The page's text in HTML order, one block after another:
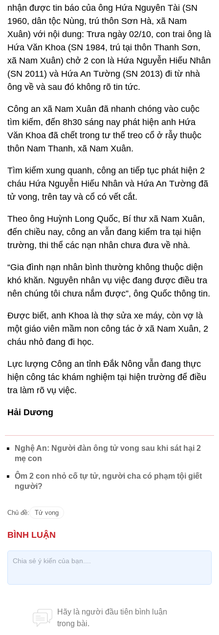
nhận được tin báo của ông Hứa Nguyên Tài (SN
1960, dân tộc Nùng, trú thôn Sơn Hà, xã Nam
Xuân) với nội dung: Trưa ngày 02/10, con trai ông là
Hứa Văn Khoa (SN 1984, trú tại thôn Thanh Sơn,
xã Nam Xuân) chở 2 con là Hứa Nguyễn Hiếu Nhân
(SN 2011) và Hứa An Tường (SN 2013) đi từ nhà
ông về và sau đó không rõ tin tức.
Công an xã Nam Xuân đã nhanh chóng vào cuộc
tìm kiếm, đến 8h30 sáng nay phát hiện anh Hứa
Văn Khoa đã chết trong tư thế treo cổ ở rẫy thuộc
thôn Nam Thanh, xã Nam Xuân.
Tìm kiếm xung quanh, công an tiếp tục phát hiện 2
cháu Hứa Nguyễn Hiếu Nhân và Hứa An Tường đã
tử vong, trên tay và cổ có vết cắt.
Theo ông Huỳnh Long Quốc, Bí thư xã Nam Xuân,
đến chiều nay, công an vẫn đang kiểm tra tại hiện
trường, thi thể các nạn nhân chưa đưa về nhà.
“Gia đình nạn nhân bình thường không thuộc diện
khó khăn. Nguyên nhân vụ việc đang được điều tra
nên chúng tôi chưa nắm được”, ông Quốc thông tin.
Được biết, anh Khoa là thợ sửa xe máy, còn vợ là
một giáo viên mầm non công tác ở xã Nam Xuân, 2
cháu nhỏ đang đi học.
Lực lượng Công an tỉnh Đắk Nông vẫn đang thực
hiện công tác khám nghiệm tại hiện trường để điều
tra làm rõ vụ việc.
Hải Dương
Nghệ An: Người đàn ông tử vong sau khi sát hại 2
mẹ con
Ôm 2 con nhỏ cố tự tử, người cha có phạm tội giết
người?
Chủ đề: Tử vong